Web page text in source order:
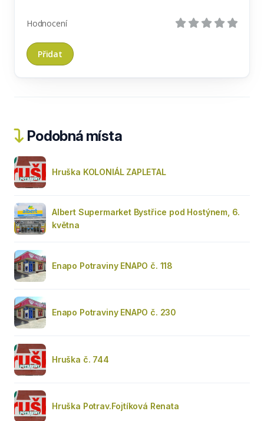
Hodnocení
Podobná místa
Hruška KOLONIÁL ZAPLETAL
Albert Supermarket Bystřice pod Hostýnem, 6.
května
Enapo Potraviny ENAPO č. 118
Enapo Potraviny ENAPO č. 230
Hruška č. 744
Hruška Potrav.Fojtíková Renata